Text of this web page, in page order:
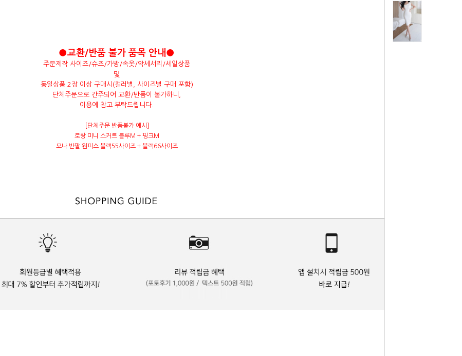
●교환/반품 불가 품목 안내●
주문제작 사이즈/슈즈/가방/속옷/악세서리/세일상품
및
동일상품 2장 이상 구매시(컬러별, 사이즈별 구매 포함)
단체주문으로 간주되어 교환/반품이 불가하니,
이용에 참고 부탁드립니다.
[단체주문 반품불가 예시]
로랑 미니 스커트 블루M + 핑크M
모나 반팔 원피스 블랙55사이즈 + 블랙66사이즈